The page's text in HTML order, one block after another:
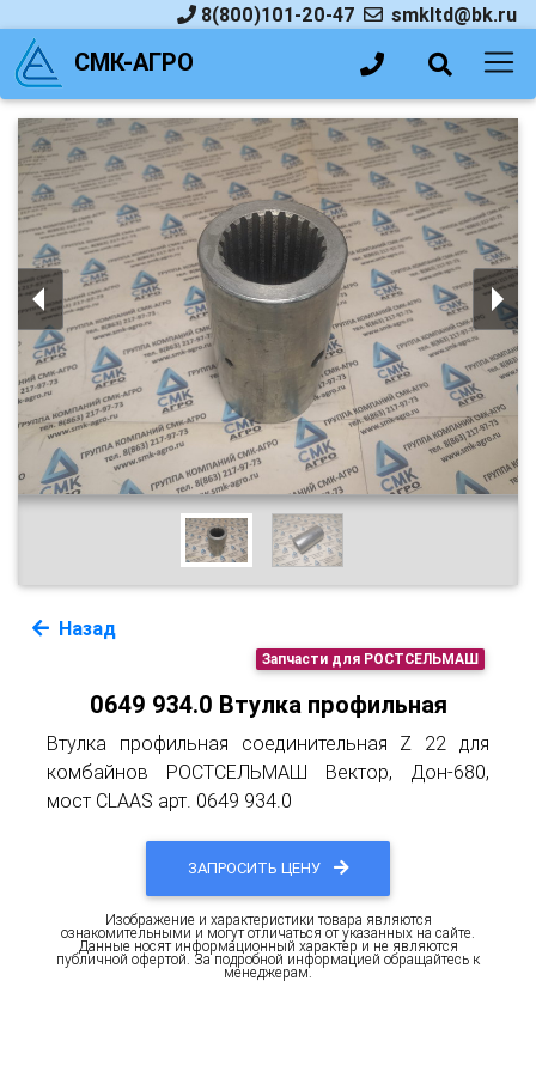
8(800)101-20-47 smkltd@bk.ru
СМК-АГРО
Назад
Запчасти для РОСТСЕЛЬМАШ
0649 934.0 Втулка профильная
Втулка профильная соединительная Z 22 для
комбайнов РОСТСЕЛЬМАШ Вектор, Дон-680,
мост CLAAS арт. 0649 934.0
ЗАПРОСИТЬ ЦЕНУ
Изображение и характеристики товара являются
ознакомительными и могут отличаться от указанных на сайте.
Данные носят информационный характер и не являются
публичной офертой. За подробной информацией обращайтесь к
менеджерам.